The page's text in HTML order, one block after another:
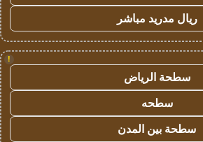
ريال مدريد مباشر
!
سطحة الرياض
سطحه
سطحة بين المدن